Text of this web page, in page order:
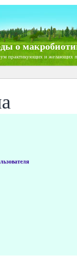
о
практикующих и желающих